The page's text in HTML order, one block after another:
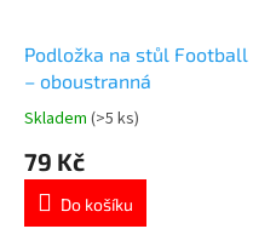
Podložka na stůl Football
– oboustranná
Průměrné
produktu
5,0
Skladem (>5 ks)
79 Kč
Do košíku